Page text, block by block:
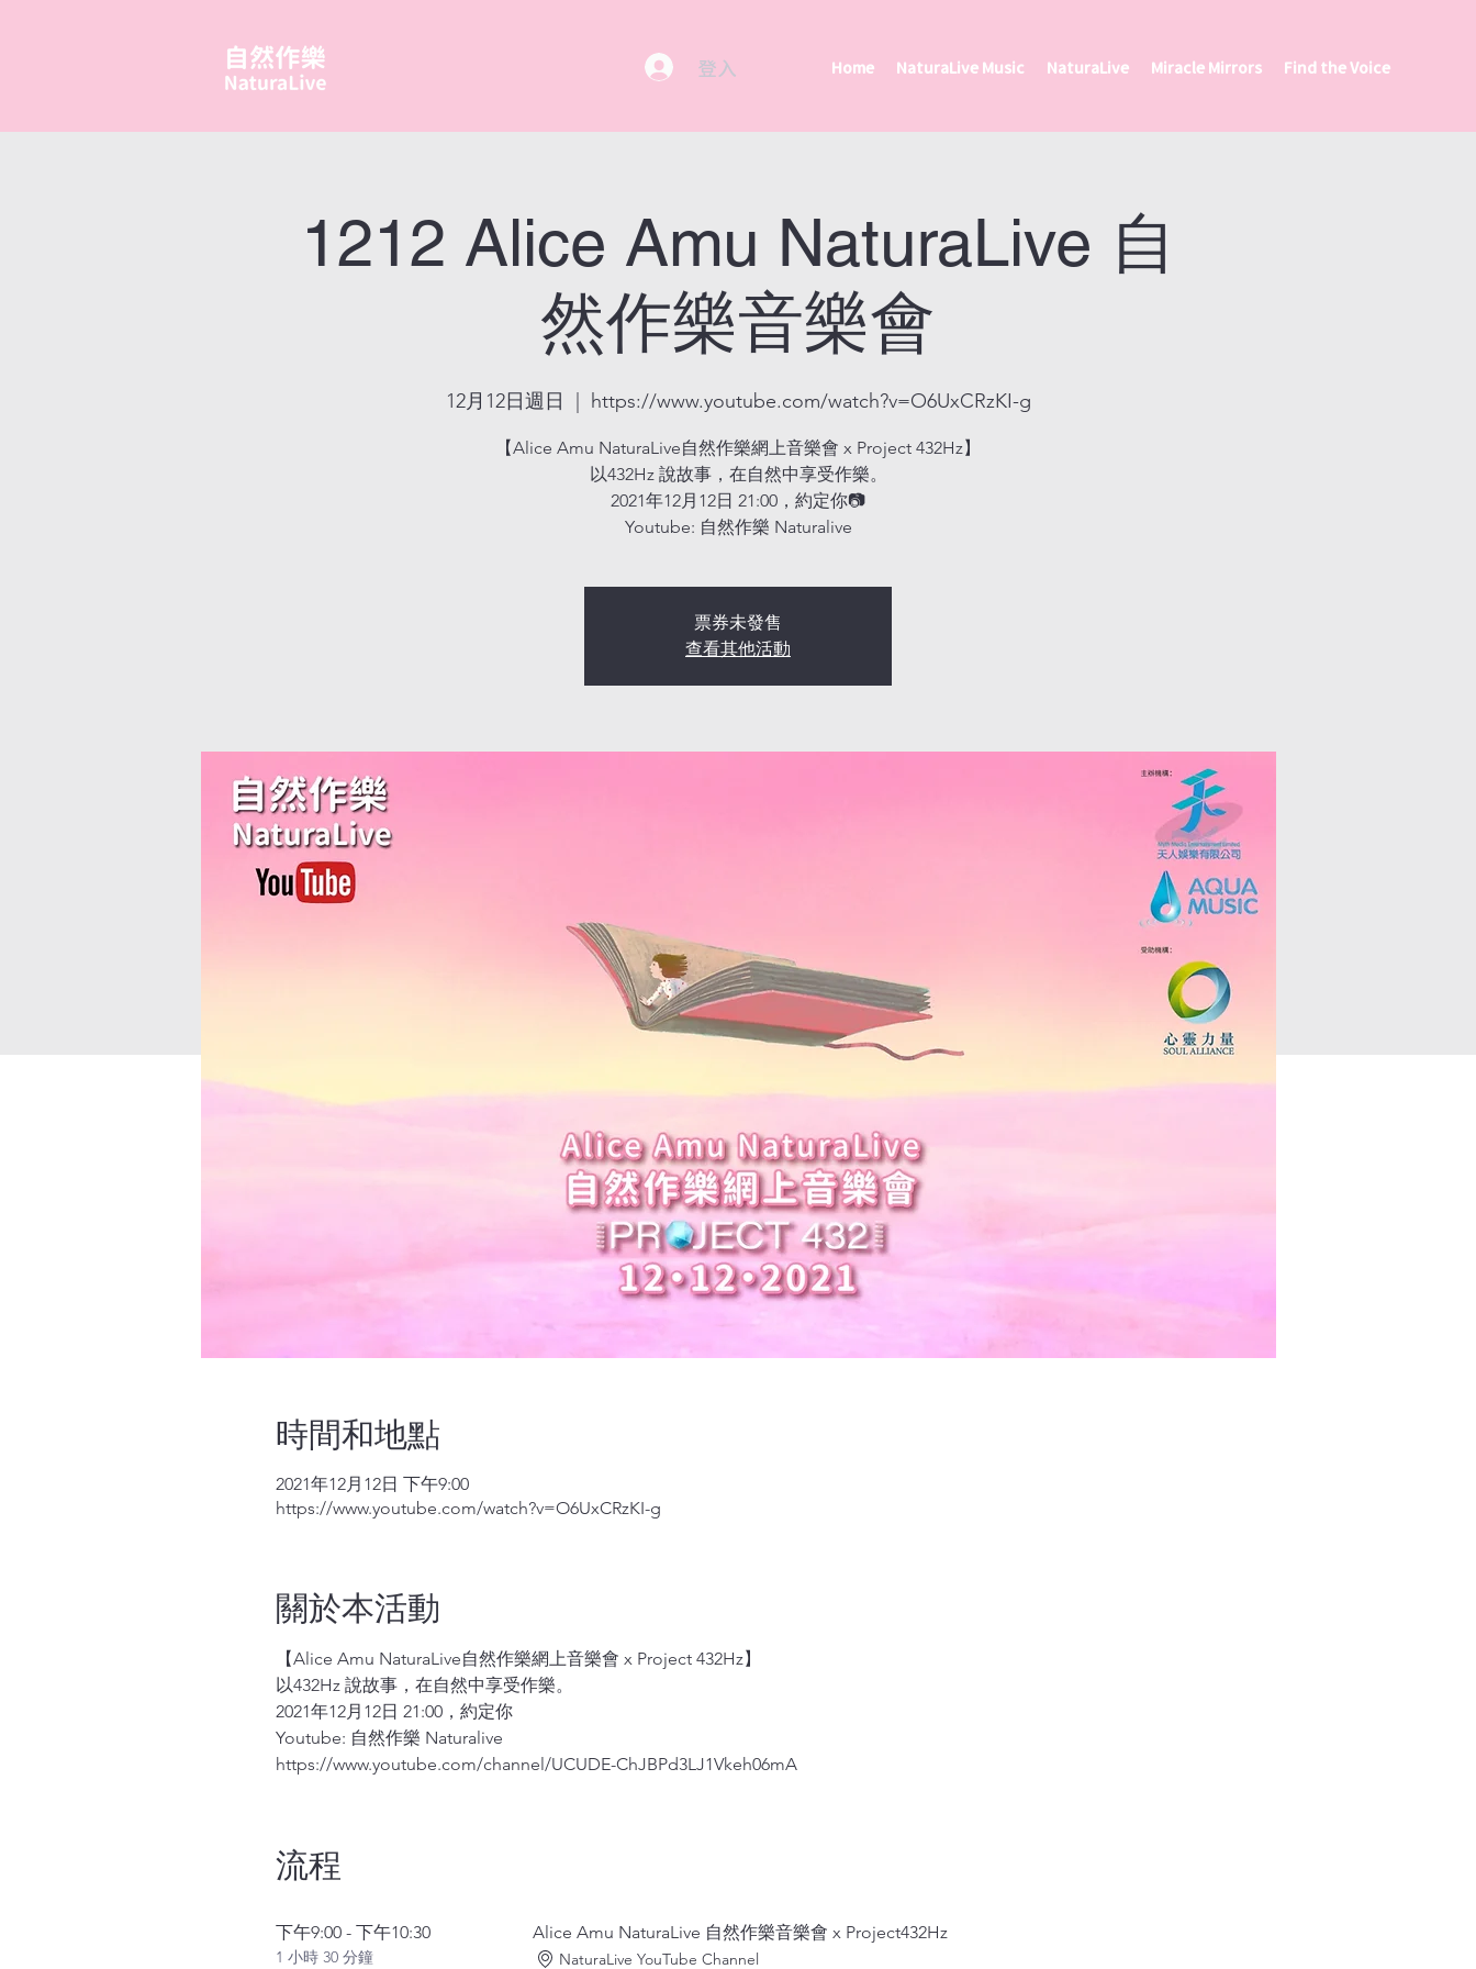
Home NaturaLive Music NaturaLive Miracle Mirrors Find the Voice
登入
1212 Alice Amu NaturaLive 自
然作樂音樂會
12月12日週日 https://www.youtube.com/watch?v=O6UxCRzKI-g
【Alice Amu NaturaLive自然作樂網上音樂會 x Project 432Hz】
以432Hz 說故事，在自然中享受作樂。
2021年12月12日 21:00，約定你📷
票券未發售
查看其他活動
時間和地點
2021年12月12日 下午9:00
https://www.youtube.com/watch?v=O6UxCRzKI-g
關於本活動
【Alice Amu NaturaLive自然作樂網上音樂會 x Project 432Hz】
以432Hz 說故事，在自然中享受作樂。
2021年12月12日 21:00，約定你
Youtube: 自然作樂 Naturalive
https://www.youtube.com/channel/UCUDE-ChJBPd3LJ1Vkeh06mA
流程
下午9:00 - 下午10:30
1 小時 30 分鐘
Alice Amu NaturaLive 自然作樂音樂會 x Project432Hz
NaturaLive YouTube Channel